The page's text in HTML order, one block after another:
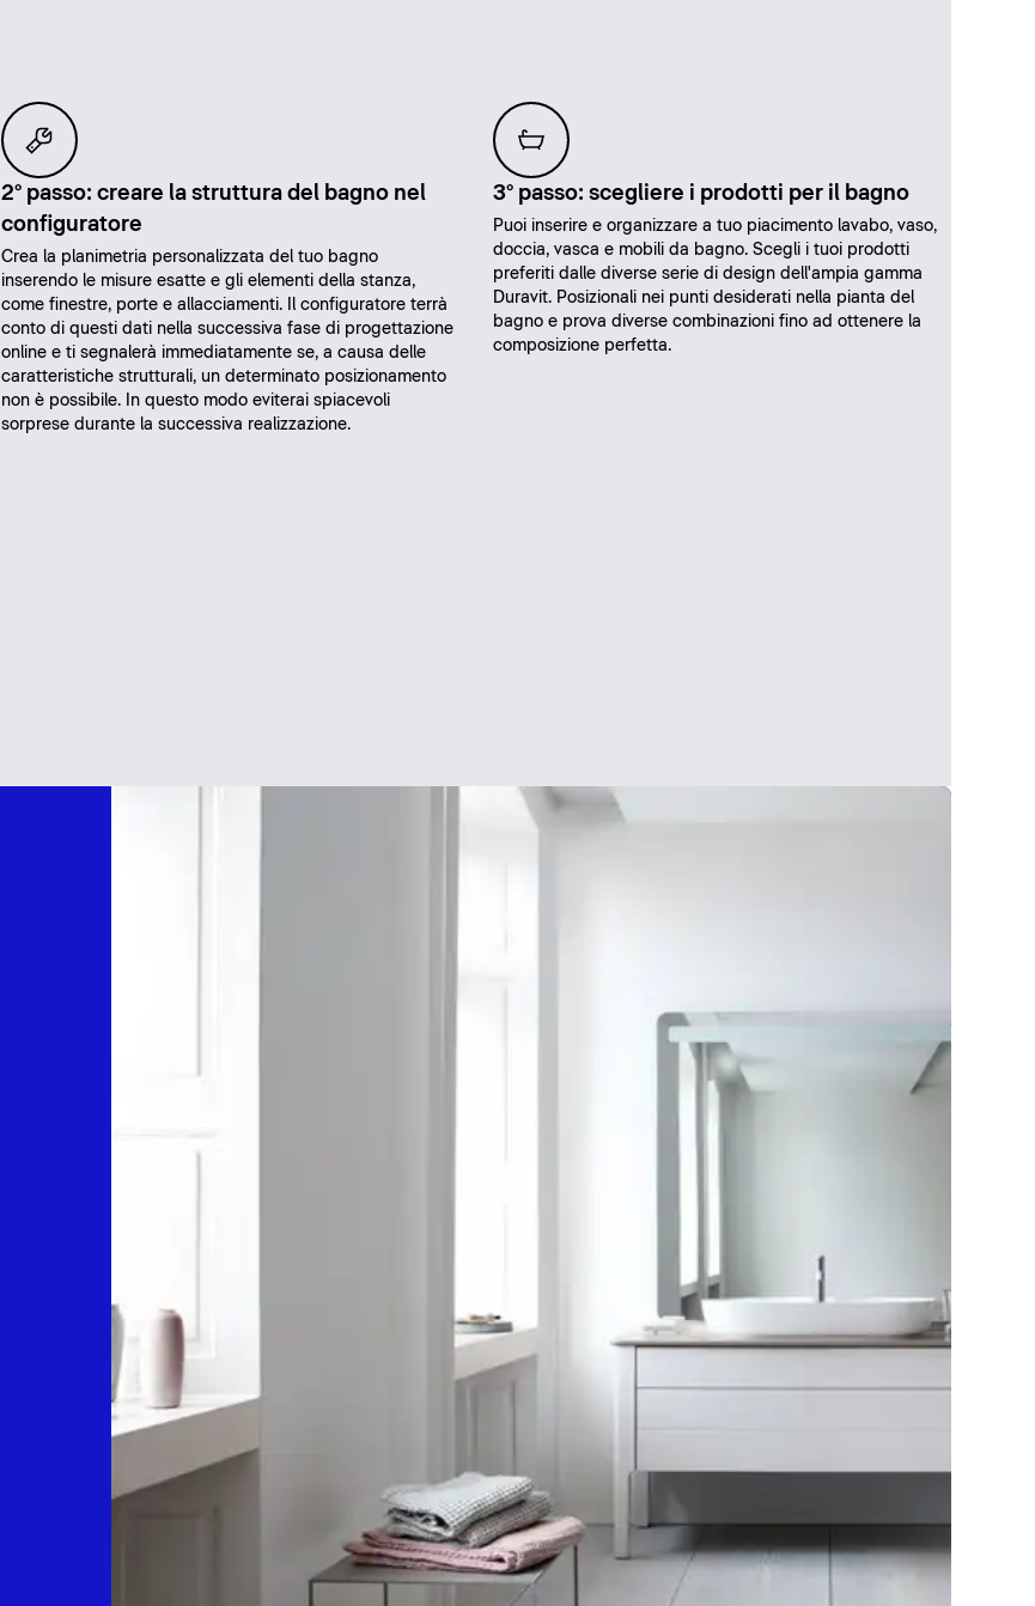
2° passo: creare la struttura del bagno nel
configuratore
Crea la planimetria personalizzata del tuo bagno
inserendo le misure esatte e gli elementi della stanza,
come finestre, porte e allacciamenti. Il configuratore terrà
conto di questi dati nella successiva fase di progettazione
online e ti segnalerà immediatamente se, a causa delle
caratteristiche strutturali, un determinato posizionamento
non è possibile. In questo modo eviterai spiacevoli
sorprese durante la successiva realizzazione.
3° passo: scegliere i prodotti per il bagno
Puoi inserire e organizzare a tuo piacimento lavabo, vaso,
doccia, vasca e mobili da bagno. Scegli i tuoi prodotti
preferiti dalle diverse serie di design dell'ampia gamma
Duravit. Posizionali nei punti desiderati nella pianta del
bagno e prova diverse combinazioni fino ad ottenere la
composizione perfetta.